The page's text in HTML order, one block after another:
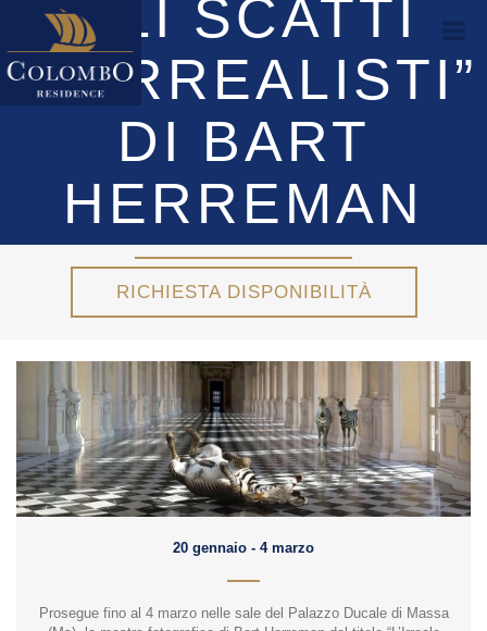
GLI SCATTI
“SURREALISTI”
DI BART
HERREMAN
RICHIESTA DISPONIBILITÀ
20 gennaio - 4 marzo
Prosegue fino al 4 marzo nelle sale del Palazzo Ducale di Massa